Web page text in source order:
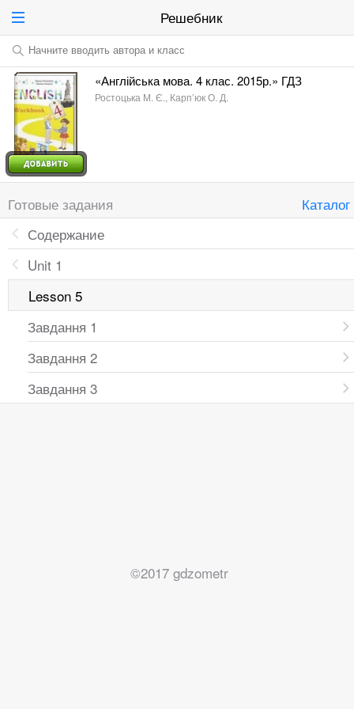
Решебник
Начните вводить автора и класс
«Англійська мова. 4 клас. 2015р.» ГДЗ
Ростоцька М. Є., Карп’юк О. Д.
Готовые задания
Каталог
Содержание
Unit 1
Lesson 5
Завдання 1
Завдання 2
Завдання 3
©2017 gdzometr